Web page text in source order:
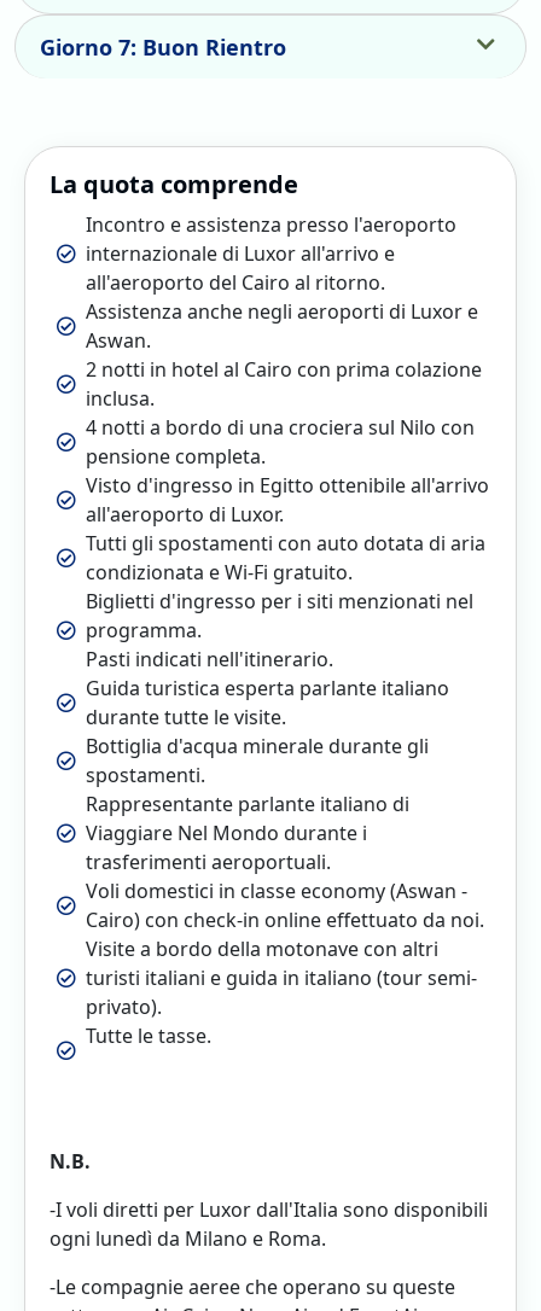
Giorno 7: Buon Rientro
La quota comprende
Incontro e assistenza presso l'aeroporto
internazionale di Luxor all'arrivo e
all'aeroporto del Cairo al ritorno.
Assistenza anche negli aeroporti di Luxor e
Aswan.
2 notti in hotel al Cairo con prima colazione
inclusa.
4 notti a bordo di una crociera sul Nilo con
pensione completa.
Visto d'ingresso in Egitto ottenibile all'arrivo
all'aeroporto di Luxor.
Tutti gli spostamenti con auto dotata di aria
condizionata e Wi-Fi gratuito.
Biglietti d'ingresso per i siti menzionati nel
programma.
Pasti indicati nell'itinerario.
Guida turistica esperta parlante italiano
durante tutte le visite.
Bottiglia d'acqua minerale durante gli
spostamenti.
Rappresentante parlante italiano di
Viaggiare Nel Mondo durante i
trasferimenti aeroportuali.
Voli domestici in classe economy (Aswan -
Cairo) con check-in online effettuato da noi.
Visite a bordo della motonave con altri
turisti italiani e guida in italiano (tour semi-
privato).
Tutte le tasse.
N.B.
-I voli diretti per Luxor dall'Italia sono disponibili
ogni lunedì da Milano e Roma.
-Le compagnie aeree che operano su queste